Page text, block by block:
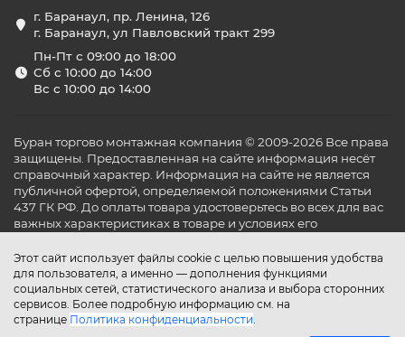
Этот сайт использует файлы cookie с целью повышения удобства
для пользователя, а именно — дополнения функциями
социальных сетей, статистического анализа и выбора сторонних
сервисов. Более подробную информацию см. на
странице Политика конфиденциальности.
г. Баранаул, пр. Ленина, 126
г. Баранаул, ул Павловский тракт 299
Пн-Пт с 09:00 до 18:00
Сб с 10:00 до 14:00
Вс с 10:00 до 14:00
Буран торгово монтажная компания © 2009-2026 Все права
защищены. Предоставленная на сайте информация несёт
справочный характер. Информация на сайте не является
публичной офертой, определяемой положениями Статьи
437 ГК РФ. До оплаты товара удостоверьтесь во всех для вас
важных характеристиках в товаре и условиях его